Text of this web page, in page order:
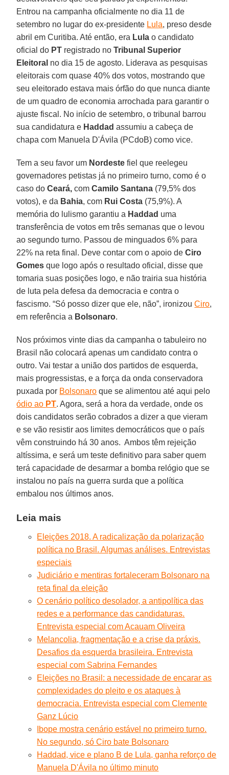
Entrou na campanha oficialmente no dia 11 de
setembro no lugar do ex-presidente Lula, preso desde
abril em Curitiba. Até então, era Lula o candidato
oficial do PT registrado noTribunal Superior
Eleitoral no dia 15 de agosto. Liderava as pesquisas
eleitorais com quase 40% dos votos, mostrando que
seu eleitorado estava mais órfão do que nunca diante
de um quadro de economia arrochada para garantir o
ajuste fiscal. No início de setembro, o tribunal barrou
sua candidatura e Haddad assumiu a cabeça de
chapa com Manuela D'Ávila (PCdoB) como vice.
Tem a seu favor um Nordeste fiel que reelegeu
governadores petistas já no primeiro turno, como é o
caso doCeará, comCamilo Santana (79,5% dos
votos), e da Bahia, com Rui Costa (75,9%). A
memória do lulismo garantiu a Haddad uma
transferência de votos em três semanas que o levou
ao segundo turno. Passou de minguados 6% para
22% na reta final. Deve contar com o apoio deCiro
Gomes que logo após o resultado oficial, disse que
tomaria suas posições logo, e não trairia sua história
de luta pela defesa da democracia e contra o
fascismo. “Só posso dizer que ele, não”, ironizouCiro,
em referência a Bolsonaro.
Nos próximos vinte dias da campanha o tabuleiro no
Brasil não colocará apenas um candidato contra o
outro. Vai testar a união dos partidos de esquerda,
mais progressistas, e a força da onda conservadora
puxada por Bolsonaro que se alimentou até aqui pelo
ódio ao PT. Agora, será a hora da verdade, onde os
dois candidatos serão cobrados a dizer a que vieram
e se vão resistir aos limites democráticos que o país
vêm construindo há 30 anos. Ambos têm rejeição
altíssima, e será um teste definitivo para saber quem
terá capacidade de desarmar a bomba relógio que se
instalou no país na guerra surda que a política
embalou nos últimos anos.
Leia mais
Eleições 2018. A radicalização da polarização
política no Brasil. Algumas análises. Entrevistas
especiais
Judiciário e mentiras fortaleceram Bolsonaro na
reta final da eleição
O cenário político desolador, a antipolítica das
redes e a performance das candidaturas.
Entrevista especial com Acauam Oliveira
Melancolia, fragmentação e a crise da práxis.
Desafios da esquerda brasileira. Entrevista
especial com Sabrina Fernandes
Eleições no Brasil: a necessidade de encarar as
complexidades do pleito e os ataques à
democracia. Entrevista especial com Clemente
Ganz Lúcio
Ibope mostra cenário estável no primeiro turno.
No segundo, só Ciro bate Bolsonaro
Haddad, vice e plano B de Lula, ganha reforço de
Manuela D'Ávila no último minuto